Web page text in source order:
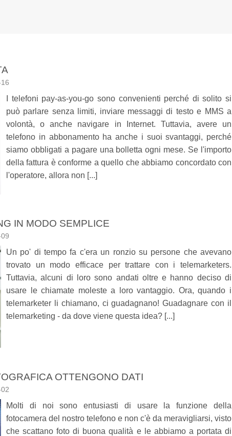
I telefoni pay-as-you-go sono convenienti perché di solito si
può parlare senza limiti, inviare messaggi di testo e MMS a
volontà, o anche navigare in Internet. Tuttavia, avere un
telefono in abbonamento ha anche i suoi svantaggi, perché
siamo obbligati a pagare una bolletta ogni mese. Se l'importo
della fattura è conforme a quello che abbiamo concordato con
l'operatore, allora non [...]
IN MODO SEMPLICE
Un po' di tempo fa c'era un ronzio su persone che avevano
trovato un modo efficace per trattare con i telemarketers.
Tuttavia, alcuni di loro sono andati oltre e hanno deciso di
usare le chiamate moleste a loro vantaggio. Ora, quando i
telemarketer li chiamano, ci guadagnano! Guadagnare con il
telemarketing - da dove viene questa idea? [...]
OTTENGONO DATI
Molti di noi sono entusiasti di usare la funzione della
fotocamera del nostro telefono e non c'è da meravigliarsi, visto
che scattano foto di buona qualità e le abbiamo a portata di